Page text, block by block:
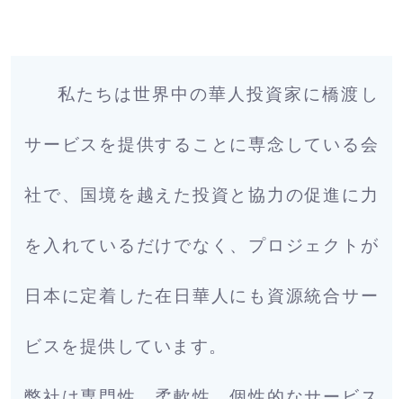
私たちは世界中の華人投資家に橋渡し
サービスを提供することに専念している会
社で、国境を越えた投資と協力の促進に力
を入れているだけでなく、プロジェクトが
日本に定着した在日華人にも資源統合サー
ビスを提供しています。